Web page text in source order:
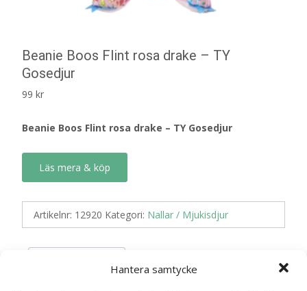
Hantera samtycke
Beanie Boos Flint rosa drake – TY
Gosedjur
99 kr
Beanie Boos Flint rosa drake – TY Gosedjur
Läs mera & köp
Artikelnr: 12920 Kategori: Nallar / Mjukisdjur